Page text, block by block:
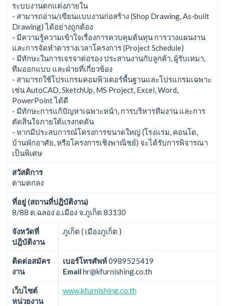
ระบบงานตกแต่งภายใน
- สามารถอ่าน/เขียนแบบงานก่อสร้าง (Shop Drawing, As-built
Drawing) ได้อย่างถูกต้อง
- มีความรู้ความเข้าใจเรื่องการควบคุมต้นทุน การวางแผนงาน
และการจัดทำตารางเวลาโครงการ (Project Schedule)
- มีทักษะในการเจรจาต่อรอง ประสานงานกับลูกค้า, ผู้รับเหมา,
ทีมออกแบบ และฝ่ายที่เกี่ยวข้อง
- สามารถใช้โปรแกรมคอมพิวเตอร์พื้นฐานและโปรแกรมเฉพาะ
เช่น AutoCAD, SketchUp, MS Project, Excel, Word,
PowerPoint ได้ดี
- มีทักษะการแก้ปัญหาเฉพาะหน้า, การบริหารทีมงาน และการ
ตัดสินใจภายใต้แรงกดดัน
- หากมีประสบการณ์โครงการขนาดใหญ่ (โรงแรม, คอนโด,
บ้านพักอาศัย, หรือโครงการเชิงพาณิชย์) จะได้รับการพิจารณา
เป็นพิเศษ
สวัสดิการ
ตามตกลง
ที่อยู่ (สถานที่ปฎิบัติงาน)
8/88 ต.ฉลอง อ.เมือง จ.ภูเก็ต 83130
จังหวัดที่
ปฎิบัติงาน
ภูเก็ต ( เมืองภูเก็ต )
ติดต่อสมัคร
งาน
เบอร์โทรศัพท์0989525419
Email hr@kfurnishing.co.th
เว็บไซต์
หน่วยงาน
www.kfurnishing.co.th